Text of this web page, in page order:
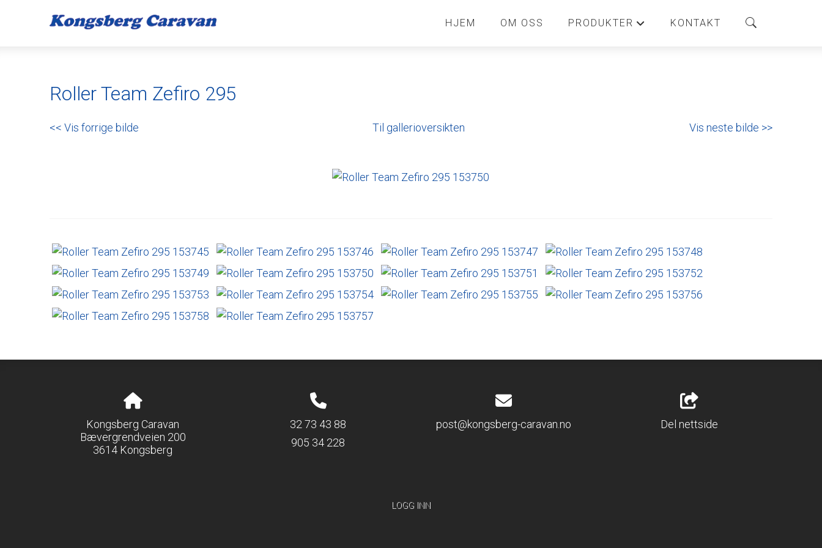
HJEM OM OSS PRODUKTER KONTAKT
Roller Team Zefiro 295
<< Vis forrige bilde Til gallerioversikten Vis neste bilde >>
Kongsberg Caravan
Bævergrendveien 200
3614 Kongsberg
32 73 43 88
905 34 228
post@kongsberg-caravan.no Del nettside
LOGG INN